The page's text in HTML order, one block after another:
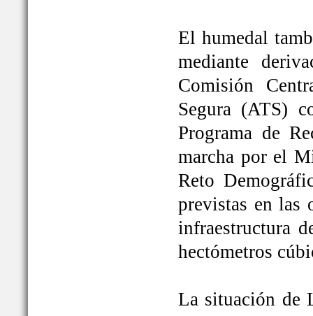
El humedal
mediante
Comisión
Segura (ATS)
Programa de
marcha por el
Reto
previstas en las
infraestructura
hectómetros
La situación de